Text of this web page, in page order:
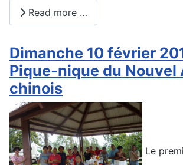
Read more …
Dimanche 10 février
Pique-nique du Nouvel
chinois
Le